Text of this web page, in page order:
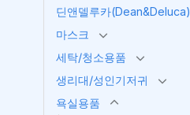
딘앤델루카(Dean&Deluca)
마스크
세탁/청소용품
생리대/성인기저귀
욕실용품